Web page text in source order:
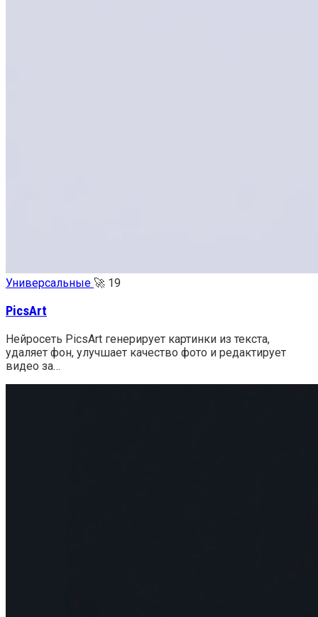
Универсальные 🚀 19
PicsArt
Нейросеть PicsArt генерирует картинки из текста,
удаляет фон, улучшает качество фото и редактирует
видео за…